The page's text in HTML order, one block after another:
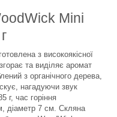
Mini
з високоякісної
та виділяє аромат
з органічного дерева,
нагадуючи звук
г, час горіння
діаметр 7 см. Скляна